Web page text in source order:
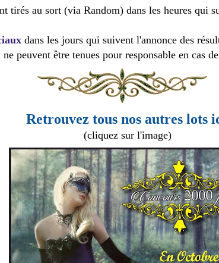
tirés au sort (via Random) dans les heures qui
dans les jours qui suivent l'annonce des
peuvent être tenues pour responsable en cas
Retrouvez tous nos autres lots
(cliquez sur l'image)